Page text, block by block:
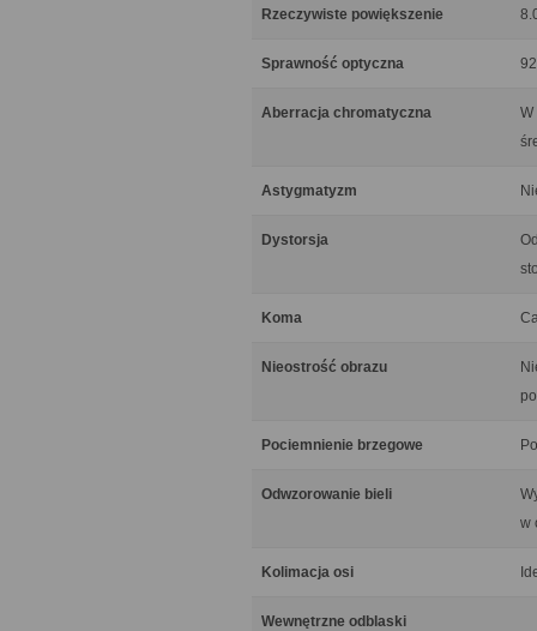
Rzeczywiste powiększenie
Sprawność optyczna
Aberracja chromatyczna
W
Astygmatyzm
Dystorsja
Koma
Nieostrość obrazu
Pociemnienie brzegowe
Odwzorowanie bieli
w
Kolimacja osi
Wewnętrzne odblaski